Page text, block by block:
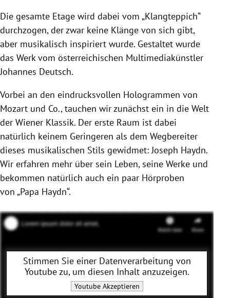
Die gesamte Etage wird dabei vom „Klangteppich“
durchzogen, der zwar keine Klänge von sich gibt,
aber musikalisch inspiriert wurde. Gestaltet wurde
das Werk vom österreichischen Multimediakünstler
Johannes Deutsch.
Vorbei an den eindrucksvollen Hologrammen von
Mozart und Co., tauchen wir zunächst ein in die Welt
der Wiener Klassik. Der erste Raum ist dabei
natürlich keinem Geringeren als dem Wegbereiter
dieses musikalischen Stils gewidmet: Joseph Haydn.
Wir erfahren mehr über sein Leben, seine Werke und
bekommen natürlich auch ein paar Hörproben
von „Papa Haydn“.
Stimmen Sie einer Datenverarbeitung von
Youtubezu, um diesen Inhalt anzuzeigen.
YoutubeAkzeptieren